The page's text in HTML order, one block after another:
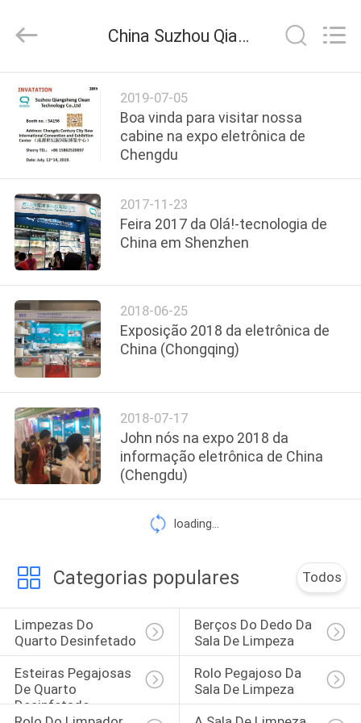
CASA
PRODUTOS
SOBRE
NÓS
EXCURSÃO
DA
FÁBRICA
CONTROLE
DA
QUALIDADE
CONTACTE-
NOS
NOTÍCIA
PEÇA
UMAS
CITAÇÕES
Clean
Technology
Rights
China Suzhou Qiangsheng Clean Technology Co.,Ltd notícias da empresa
2019-07-05
Boa vinda para visitar nossa
cabine na expo eletrônica de
Chengdu
2017-11-23
Feira 2017 da Olá!-tecnologia de
China em Shenzhen
2018-06-25
Exposição 2018 da eletrônica de
China (Chongqing)
2018-07-17
John nós na expo 2018 da
informação eletrônica de China
(Chengdu)
loading...
Categorias populares Todos
Limpezas Do
Quarto Desinfetado
Berços Do Dedo Da
Sala De Limpeza
Esteiras Pegajosas
De Quarto
Desinfetado
Rolo Pegajoso Da
Sala De Limpeza